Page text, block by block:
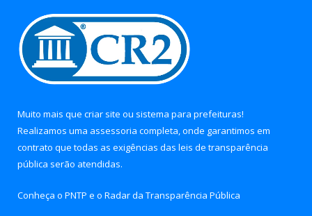
Muito mais que criar site ou sistema para prefeituras!
Realizamos uma assessoria completa, onde garantimos em
contrato que todas as exigências das leis de transparência
pública serão atendidas.
Conheça o PNTP e o Radar da Transparência Pública